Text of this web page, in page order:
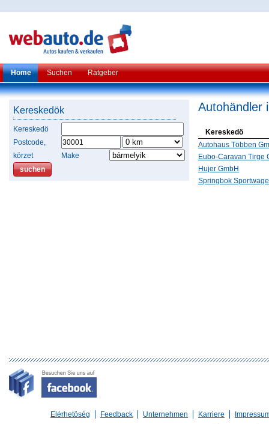
Home Suchen Ratgeber
Kereskedök
Kereskedö
Postcode,
körzet
Make
Autohändler
Kereskedö
Autohaus Többen
Eubo-Caravan Tirge
Hujer GmbH
Springbok
Elérhetöség Feedback Unternehmen Karriere